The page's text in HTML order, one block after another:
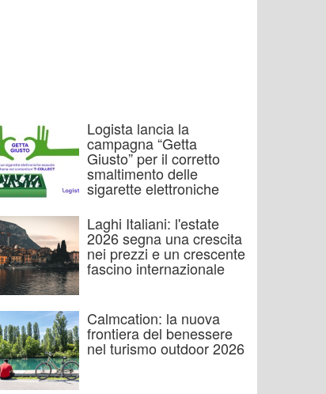
Logista lancia la
campagna “Getta
Giusto” per il corretto
smaltimento delle
sigarette elettroniche
Laghi Italiani: l'estate
2026 segna una crescita
nei prezzi e un crescente
fascino internazionale
Calmcation: la nuova
frontiera del benessere
nel turismo outdoor 2026